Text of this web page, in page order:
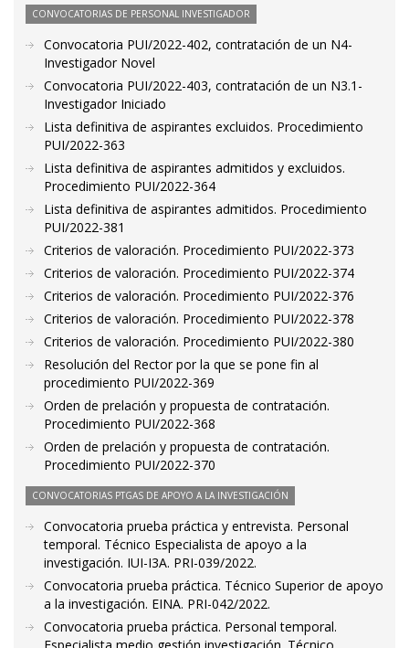
CONVOCATORIAS DE PERSONAL INVESTIGADOR
Convocatoria PUI/2022-402, contratación de un N4-
Investigador Novel
Convocatoria PUI/2022-403, contratación de un N3.1-
Investigador Iniciado
Lista definitiva de aspirantes excluidos. Procedimiento
PUI/2022-363
Lista definitiva de aspirantes admitidos y excluidos.
Procedimiento PUI/2022-364
Lista definitiva de aspirantes admitidos. Procedimiento
PUI/2022-381
Criterios de valoración. Procedimiento PUI/2022-373
Criterios de valoración. Procedimiento PUI/2022-374
Criterios de valoración. Procedimiento PUI/2022-376
Criterios de valoración. Procedimiento PUI/2022-378
Criterios de valoración. Procedimiento PUI/2022-380
Resolución del Rector por la que se pone fin al
procedimiento PUI/2022-369
Orden de prelación y propuesta de contratación.
Procedimiento PUI/2022-368
Orden de prelación y propuesta de contratación.
Procedimiento PUI/2022-370
CONVOCATORIAS PTGAS DE APOYO A LA INVESTIGACIÓN
Convocatoria prueba práctica y entrevista. Personal
temporal. Técnico Especialista de apoyo a la
investigación. IUI-I3A. PRI-039/2022.
Convocatoria prueba práctica. Técnico Superior de apoyo
a la investigación. EINA. PRI-042/2022.
Convocatoria prueba práctica. Personal temporal.